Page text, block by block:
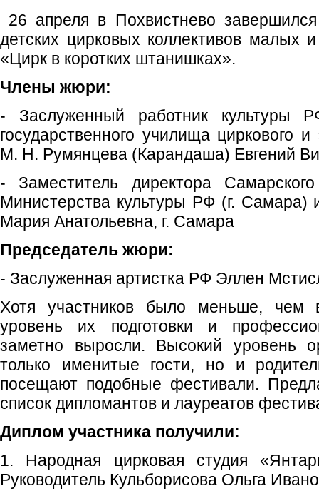
26 апреля в Похвистнево
детских цирковых коллективов малых
«Цирк в коротких штанишках».
Члены жюри:
- Заслуженный работник культуры
государственного училища циркового
М. Н. Румянцева (Карандаша) Евгений
- Заместитель директора
Министерства культуры РФ (г.
Мария Анатольевна, г. Самара
Председатель жюри:
- Заслуженная артистка РФ Эллен
Хотя участников было меньше, чем
уровень их подготовки и
заметно выросли. Высокий уровень
только именитые гости, но и
посещают подобные фестивали.
список дипломантов и лауреатов
Диплом участника получили:
1. Народная цирковая студия
Руководитель Кульборисова Ольга